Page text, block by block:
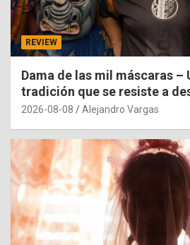
REVIEW
Dama de las mil máscaras –
tradición que se resiste a
2026-08-08 Alejandro Vargas